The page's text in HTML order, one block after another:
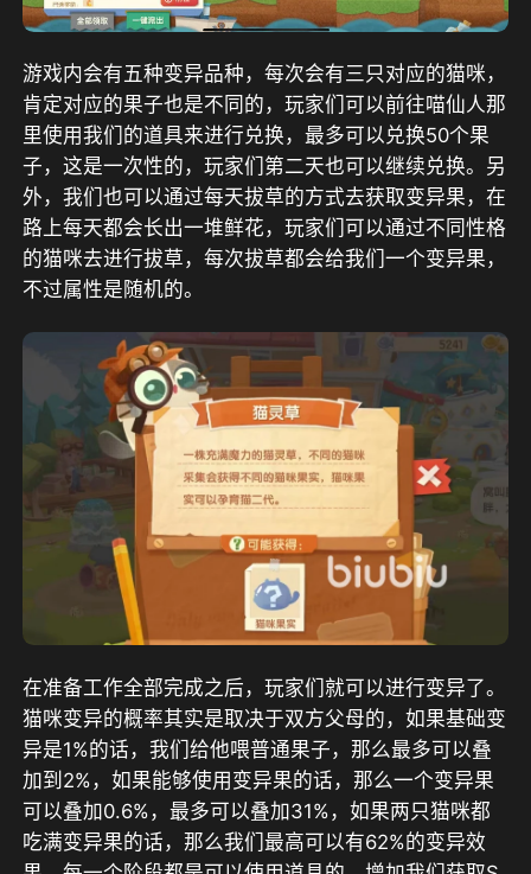
游戏内会有五种变异品种，每次会有三只对应的猫咪，
肯定对应的果子也是不同的，玩家们可以前往喵仙人那
里使用我们的道具来进行兑换，最多可以兑换50个果
子，这是一次性的，玩家们第二天也可以继续兑换。另
外，我们也可以通过每天拔草的方式去获取变异果，在
路上每天都会长出一堆鲜花，玩家们可以通过不同性格
的猫咪去进行拔草，每次拔草都会给我们一个变异果，
不过属性是随机的。
在准备工作全部完成之后，玩家们就可以进行变异了。
猫咪变异的概率其实是取决于双方父母的，如果基础变
异是1%的话，我们给他喂普通果子，那么最多可以叠
加到2%，如果能够使用变异果的话，那么一个变异果
可以叠加0.6%，最多可以叠加31%，如果两只猫咪都
吃满变异果的话，那么我们最高可以有62%的变异效